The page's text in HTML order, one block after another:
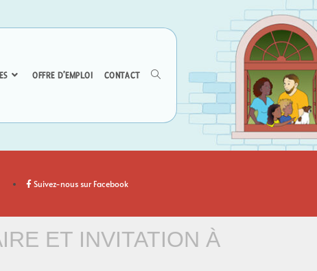
OFFRE D’EMPLOI CONTACT
Suivez-nous sur Facebook
ET INVITATION À